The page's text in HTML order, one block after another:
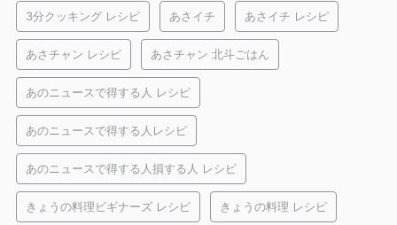
3分クッキング レシピ あさイチ あさイチ レシピ
あさチャン レシピ あさチャン 北斗ごはん
あのニュースで得する人 レシピ
あのニュースで得する人レシピ
あのニュースで得する人損する人 レシピ
きょうの料理ビギナーズ レシピ きょうの料理 レシピ